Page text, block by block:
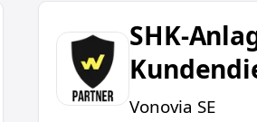
SHK-Anlagenmechaniker
SHK-
Vonovia SE